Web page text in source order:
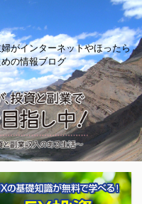
がインターネットやほったら
の情報ブログ